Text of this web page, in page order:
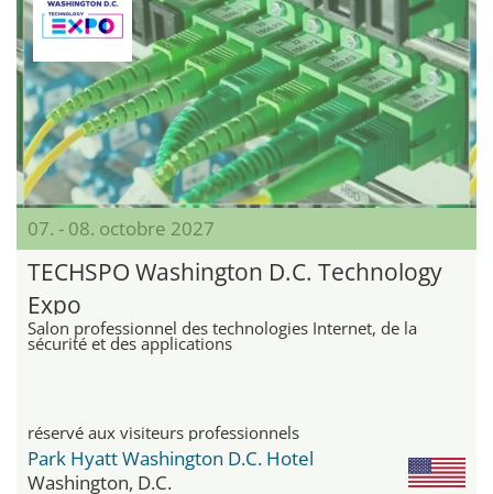
07. - 08. octobre 2027
TECHSPO Washington D.C. Technology
Expo
Salon professionnel des technologies Internet, de la
sécurité et des applications
réservé aux visiteurs professionnels
Park Hyatt Washington D.C. Hotel
Washington, D.C.